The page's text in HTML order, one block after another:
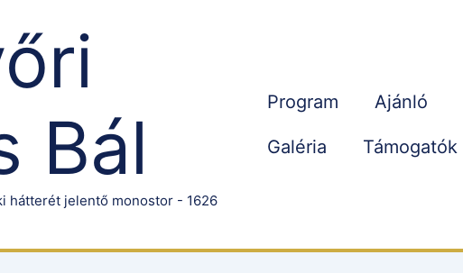
Bál
hátterét jelentő monostor - 1626
Program Ajánló
Galéria Támogatók